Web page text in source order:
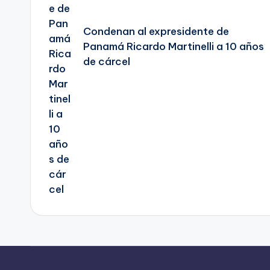
Condenan al expresidente de
Panamá Ricardo Martinelli a 10 años
de cárcel